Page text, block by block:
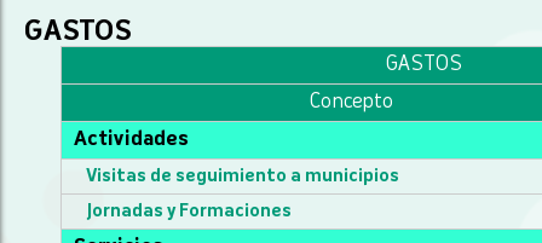
GASTOS
GASTOS
Concepto
Actividades
Visitas de seguimiento a municipios
Jornadas y Formaciones